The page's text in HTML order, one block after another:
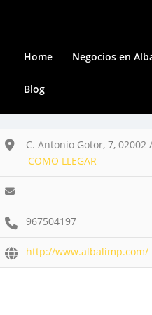
Home Negocios en
Blog
C. Antonio Gotor, 7, 02002
COMO LLEGAR
967504197
http://www.albalimp.com/